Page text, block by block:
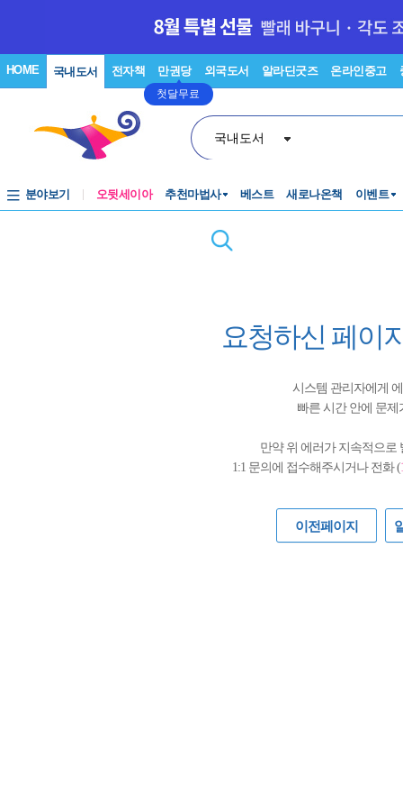
HOME 국내도서 전자책 만권당
첫달무료
외국도서 알라딘굿즈 온라인중고
국내도서
분야보기 오뒷세이아 추천마법사 베스트 새로나온책 이벤트
요청하신 페이
시스템 관리자에게
빠른 시간 안에 문
만약 위 에러가 지속적으로
1:1 문의에 접수해주시거나 전화 (
이전페이지